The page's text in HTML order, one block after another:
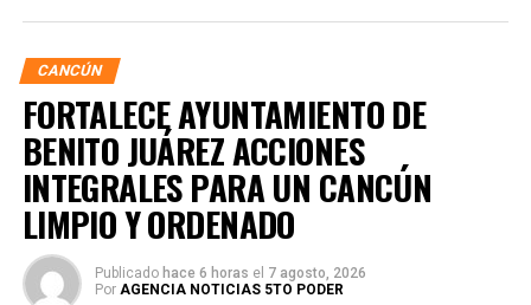
CANCÚN
FORTALECE AYUNTAMIENTO DE
BENITO JUÁREZ ACCIONES
INTEGRALES PARA UN CANCÚN
LIMPIO Y ORDENADO
Publicado hace 6 horas el 7 agosto, 2026
Por AGENCIA NOTICIAS 5TO PODER